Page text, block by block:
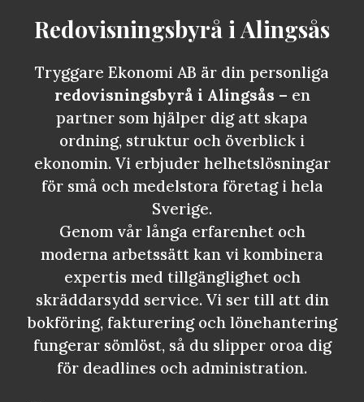
Redovisningsbyrå iAlingsås
Tryggare Ekonomi AB är din personliga
redovisningsbyrå i Alingsås – en
partner som hjälper dig att skapa
ordning, struktur och överblick i
ekonomin. Vi erbjuder helhetslösningar
för små och medelstora företag i hela
Sverige.
Genom vår långa erfarenhet och
moderna arbetssätt kan vi kombinera
expertis med tillgänglighet och
skräddarsydd service. Vi ser till att din
bokföring, fakturering och lönehantering
fungerar sömlöst, så du slipper oroa dig
för deadlines och administration.